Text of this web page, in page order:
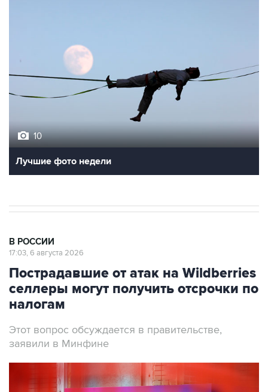
10
Лучшие фото недели
В РОССИИ
17:03, 6 августа 2026
Пострадавшие от атак на Wildberries
селлеры могут получить отсрочки по
налогам
Этот вопрос обсуждается в правительстве,
заявили в Минфине